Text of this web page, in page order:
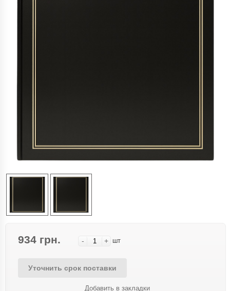
934 грн. - + шт
Уточнить срок поставки
Добавить в закладки